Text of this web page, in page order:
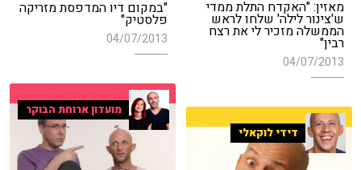
"במקום דיו המדפסת מזריקה
פלסטיק"
04/07/2013
מאזין: "האקדח התלת ממדי
ש'צינור לילה' שלחו לראש
הממשלה מזכיר לי את רצח
רבין"
04/07/2013
מועדון ארוחת הבוקר
דידי לוקאלי